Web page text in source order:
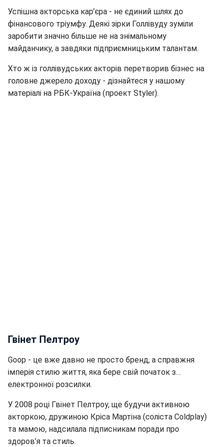
Успішна акторська кар’єра - не єдиний шлях до
фінансового тріумфу. Деякі зірки Голлівуду зуміли
заробити значно більше не на знімальному
майданчику, а завдяки підприємницьким талантам.
Хто ж із голлівудських акторів перетворив бізнес на
головне джерело доходу - дізнайтеся у нашому
матеріалі на РБК-Україна (проект Styler).
Гвінет Пелтроу
Goop - це вже давно не просто бренд, а справжня
імперія стилю життя, яка бере свій початок з…
електронної розсилки.
У 2008 році Гвінет Пелтроу, ще будучи активною
акторкою, дружиною Кріса Мартіна (соліста Coldplay)
та мамою, надсилала підписникам поради про
здоров’я та стиль.